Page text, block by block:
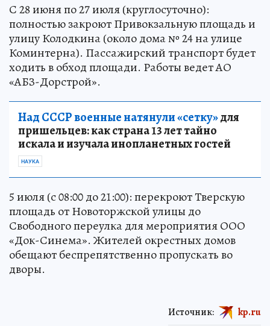
С 28 июня по 27 июля (круглосуточно):
полностью закроют Привокзальную площадь и
улицу Колодкина (около дома № 24 на улице
Коминтерна). Пассажирский транспорт будет
ходить в обход площади. Работы ведет АО
«АБЗ-Дорстрой».
Над СССР военные натянули «сетку»для
пришельцев: как страна 13 лет тайно
искала и изучала инопланетных гостей
НАУКА
5 июля (с 08:00 до 21:00): перекроют Тверскую
площадь от Новоторжской улицы до
Свободного переулка для мероприятия ООО
«Док-Синема». Жителей окрестных домов
обещают беспрепятственно пропускать во
дворы.
Источник: kp.ru